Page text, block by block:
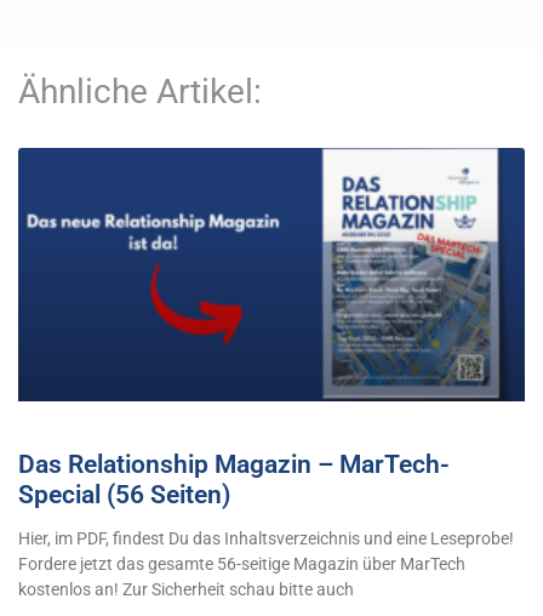
Ähnliche Artikel:
Das Relationship Magazin – MarTech-
Special (56 Seiten)
Hier, im PDF, findest Du das Inhaltsverzeichnis und eine Leseprobe!
Fordere jetzt das gesamte 56-seitige Magazin über MarTech
kostenlos an! Zur Sicherheit schau bitte auch